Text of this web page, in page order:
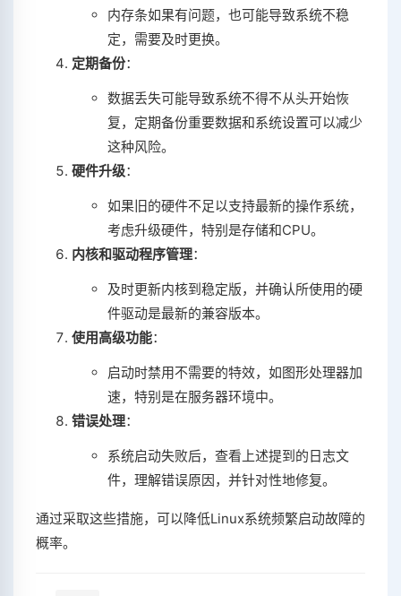
内存条如果有问题，也可能导致系统不稳
定，需要及时更换。
定期备份：
数据丢失可能导致系统不得不从头开始恢
复，定期备份重要数据和系统设置可以减少
这种风险。
硬件升级：
如果旧的硬件不足以支持最新的操作系统，
考虑升级硬件，特别是存储和CPU。
内核和驱动程序管理：
及时更新内核到稳定版，并确认所使用的硬
件驱动是最新的兼容版本。
使用高级功能：
启动时禁用不需要的特效，如图形处理器加
速，特别是在服务器环境中。
错误处理：
系统启动失败后，查看上述提到的日志文
件，理解错误原因，并针对性地修复。
通过采取这些措施，可以降低Linux系统频繁启动故障的
概率。